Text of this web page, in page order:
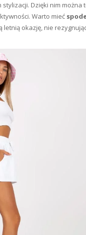
Dzięki nim
Warto mieć
letnią okazję, nie